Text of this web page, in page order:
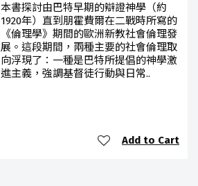
本書探討由巴特早期的辯證神學（約
1920年）直到朋霍費爾在二戰時所寫的
《倫理學》期間的歐洲新教社會倫理發
展。這段期間，兩種主要的社會倫理取
向浮現了：一種是巴特所提倡的神學激
進主義，強調基督徒行動與日常..
Add to Cart